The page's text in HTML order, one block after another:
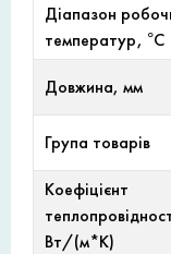
Діапазон
температур, °С
Довжина, мм
Група товарів
Коефіцієнт
Вт/(м*К)